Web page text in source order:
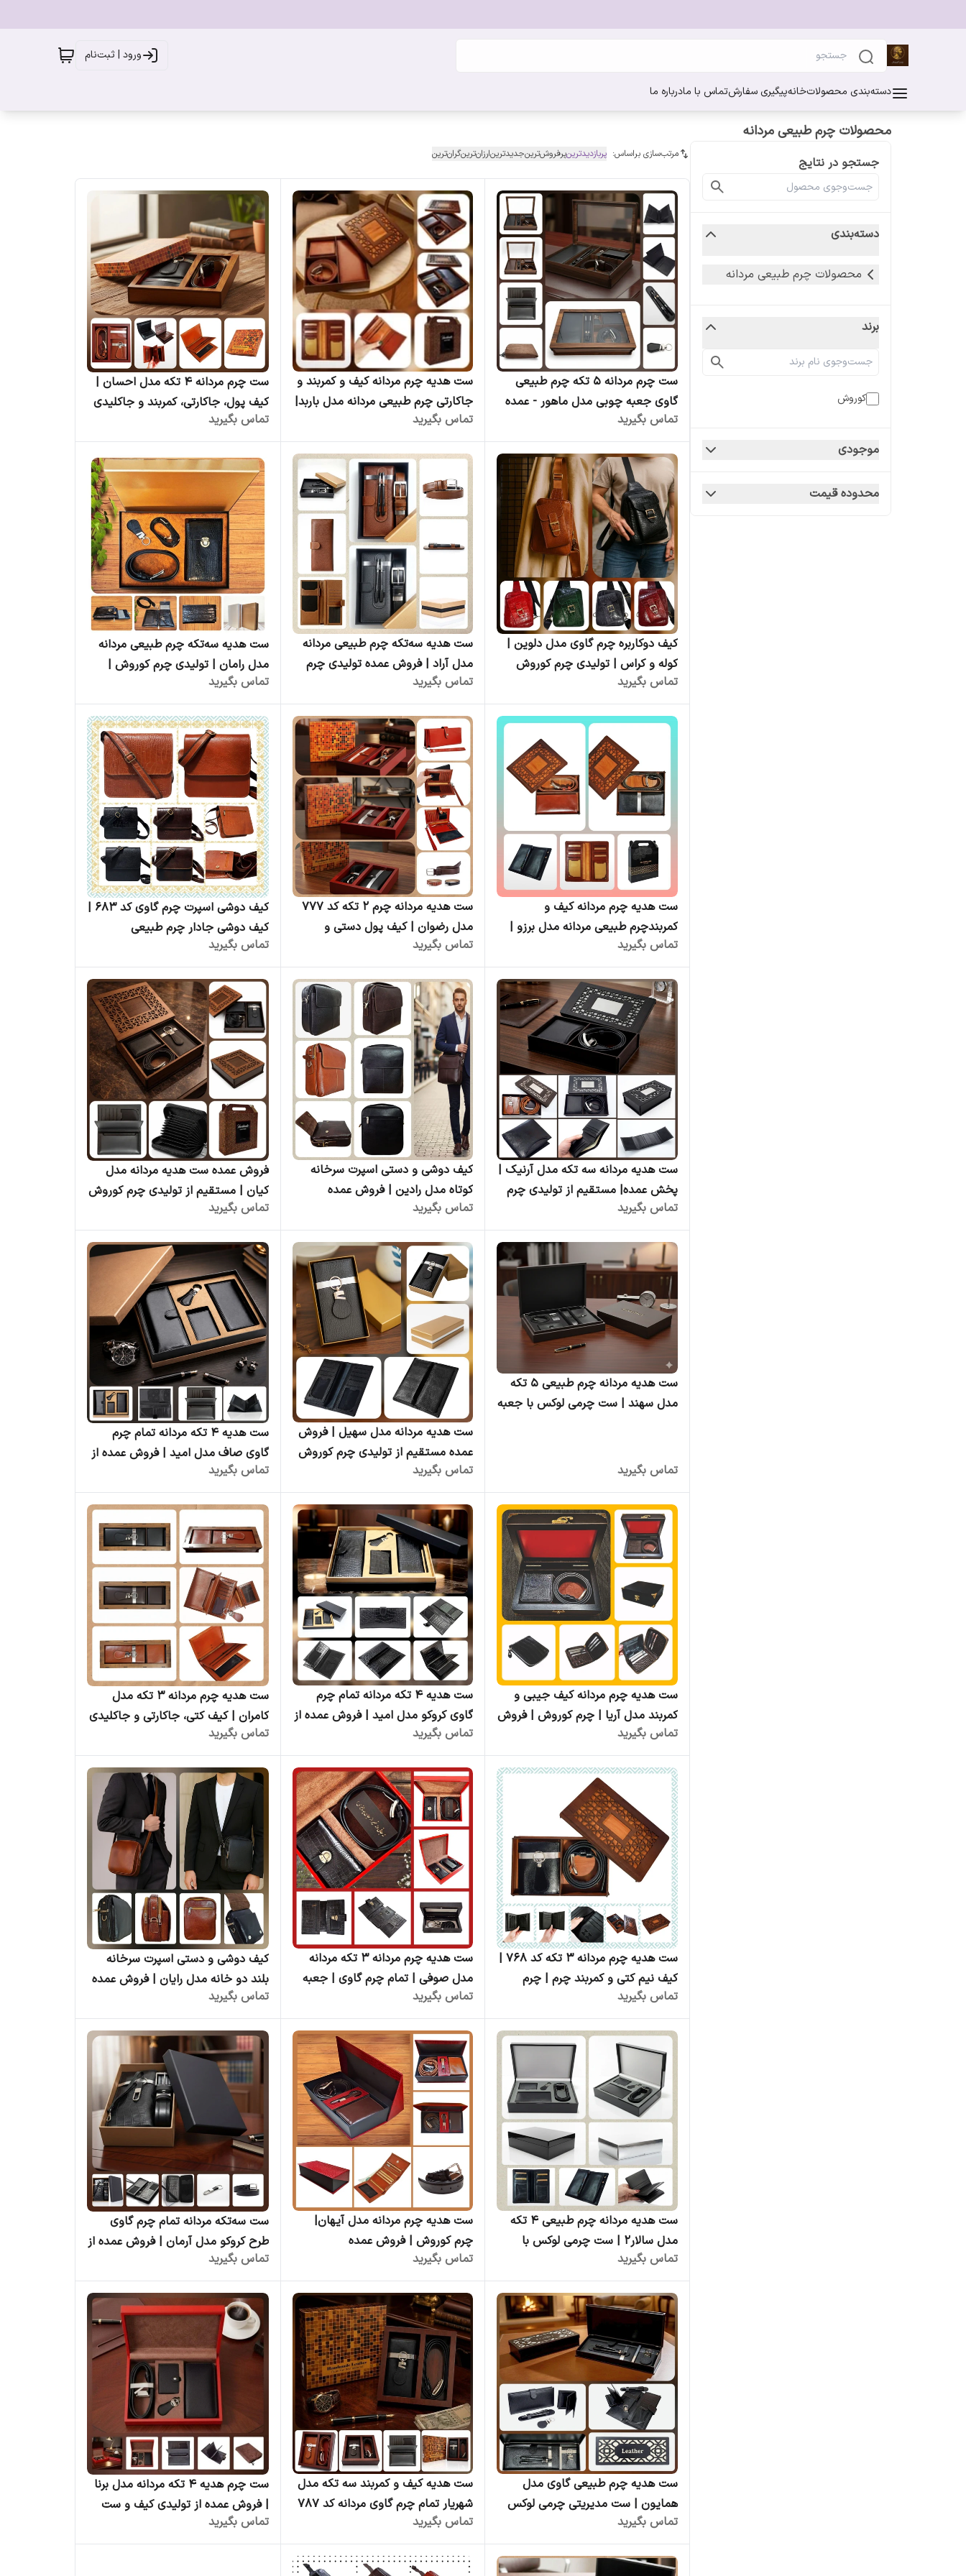
ورود | ثبت‌نام
دسته‌بندی محصولاتخانهپیگیری سفارشتماس با مادرباره ما
محصولات چرم طبیعی مردانه
جستجو در نتایج
دسته‌بندی
محصولات چرم طبیعی مردانه
برند
کوروش
موجودی
محدوده قیمت
مرتب‌سازی براساس: پربازدیدترینپرفروش‌ترینجدیدترینارزان‌ترینگران‌ترین
ست چرم مردانه 5 تکه چرم طبیعی
گاوی جعبه چوبی مدل ماهور - عمده
تماس بگیرید
ست هدیه چرم مردانه کیف و کمربند و
جاکارتی چرم طبیعی مردانه مدل باربد|
تولیدی چرم کوروش | فروش عمده |
ست مدیریتی چرمی لوکس عمده
تماس بگیرید
ست چرم مردانه ۴ تکه مدل احسان |
کیف پول، جاکارتی، کمربند و جاکلیدی
| چرم کوروش
تماس بگیرید
کیف دوکاربره چرم گاوی مدل دلوین |
کوله و کراس | تولیدی چرم کوروش
تماس بگیرید
ست هدیه سه‌تکه چرم طبیعی مردانه
مدل آراد | فروش عمده تولیدی چرم
کوروش
تماس بگیرید
ست هدیه سه‌تکه چرم طبیعی مردانه
مدل رامان | تولیدی چرم کوروش |
فروش عمده | ست مدیریتی چرمی
لوکس عمده
تماس بگیرید
ست هدیه چرم مردانه کیف و
کمربندچرم طبیعی مردانه مدل برزو |
تولیدی چرم کوروش | فروش عمده |
ست مدیریتی چرمی لوکس عمده
تماس بگیرید
ست هدیه مردانه چرم ۲ تکه کد ۷۷۷
مدل رضوان | کیف پول دستی و
کمربند چرمی | چرم کوروش
تماس بگیرید
کیف دوشی اسپرت چرم گاوی کد ۶۸۳ |
کیف دوشی جادار چرم طبیعی
تماس بگیرید
ست هدیه مردانه سه تکه مدل آرنیک |
پخش عمده| مستقیم از تولیدی چرم
کوروش
تماس بگیرید
کیف دوشی و دستی اسپرت سرخانه
کوتاه مدل رادین | فروش عمده
تماس بگیرید
فروش عمده ست هدیه مردانه مدل
کیان | مستقیم از تولیدی چرم کوروش
تماس بگیرید
ست هدیه مردانه چرم طبیعی ۵ تکه
مدل سهند | ست چرمی لوکس با جعبه
تماس بگیرید
ست هدیه مردانه مدل سهیل | فروش
عمده مستقیم از تولیدی چرم کوروش
تماس بگیرید
ست هدیه ۴ تکه مردانه تمام چرم
گاوی صاف مدل امید | فروش عمده از
تولیدی
تماس بگیرید
ست هدیه چرم مردانه کیف جیبی و
کمربند مدل آریا | چرم کوروش | فروش
عمده
تماس بگیرید
ست هدیه ۴ تکه مردانه تمام چرم
گاوی کروکو مدل امید | فروش عمده از
تولیدی
تماس بگیرید
ست هدیه چرم مردانه ۳ تکه مدل
کامران | کیف کتی، جاکارتی و جاکلیدی
| چرم کوروش
تماس بگیرید
ست هدیه چرم مردانه ۳ تکه کد ۷۶۸ |
کیف نیم کتی و کمربند چرم | چرم
کوروش
تماس بگیرید
ست هدیه چرم مردانه ۳ تکه مردانه
مدل صوفی | تمام چرم گاوی | جعبه
چوبی مگنتی | فروش عمده از تولیدی
کیف و ست چرم طبیعی کوروش
تماس بگیرید
کیف دوشی و دستی اسپرت سرخانه
بلند دو خانه مدل رایان | فروش عمده
تماس بگیرید
ست هدیه مردانه چرم طبیعی 4 تکه
مدل سالار2 | ست چرمی لوکس با
جعبه چوبی دست‌ساز - عمده
تماس بگیرید
ست هدیه چرم مردانه مدل آیهان|
چرم کوروش | فروش عمده
تماس بگیرید
ست سه‌تکه مردانه تمام چرم گاوی
طرح کروکو مدل آرمان | فروش عمده از
تولیدی کیف و ست چرم طبیعی
تماس بگیرید
ست هدیه چرم طبیعی گاوی مدل
همایون | ست مدیریتی چرمی لوکس
عمده
تماس بگیرید
ست هدیه کیف و کمربند سه تکه مدل
شهریار تمام چرم گاوی مردانه کد ۷۸۷
مدل شهریار | چرم کوروش | فروش
عمده
تماس بگیرید
ست چرم هدیه ۴ تکه مردانه مدل برنا
| فروش عمده از تولیدی کیف و ست
چرم طبیعی
تماس بگیرید